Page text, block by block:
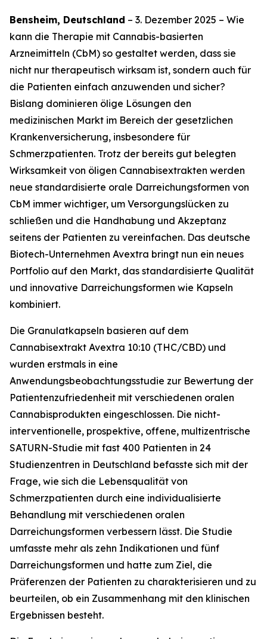
Bensheim, Deutschland – 3. Dezember 2025 – Wie
kann die Therapie mit Cannabis-basierten
Arzneimitteln (CbM) so gestaltet werden, dass sie
nicht nur therapeutisch wirksam ist, sondern auch für
die Patienten einfach anzuwenden und sicher?
Bislang dominieren ölige Lösungen den
medizinischen Markt im Bereich der gesetzlichen
Krankenversicherung, insbesondere für
Schmerzpatienten. Trotz der bereits gut belegten
Wirksamkeit von öligen Cannabisextrakten werden
neue standardisierte orale Darreichungsformen von
CbM immer wichtiger, um Versorgungslücken zu
schließen und die Handhabung und Akzeptanz
seitens der Patienten zu vereinfachen. Das deutsche
Biotech-Unternehmen Avextra bringt nun ein neues
Portfolio auf den Markt, das standardisierte Qualität
und innovative Darreichungsformen wie Kapseln
kombiniert.
Die Granulatkapseln basieren auf dem
Cannabisextrakt Avextra 10:10 (THC/CBD) und
wurden erstmals in eine
Anwendungsbeobachtungsstudie zur Bewertung der
Patientenzufriedenheit mit verschiedenen oralen
Cannabisprodukten eingeschlossen. Die nicht-
interventionelle, prospektive, offene, multizentrische
SATURN-Studie mit fast 400 Patienten in 24
Studienzentren in Deutschland befasste sich mit der
Frage, wie sich die Lebensqualität von
Schmerzpatienten durch eine individualisierte
Behandlung mit verschiedenen oralen
Darreichungsformen verbessern lässt. Die Studie
umfasste mehr als zehn Indikationen und fünf
Darreichungsformen und hatte zum Ziel, die
Präferenzen der Patienten zu charakterisieren und zu
beurteilen, ob ein Zusammenhang mit den klinischen
Ergebnissen besteht.